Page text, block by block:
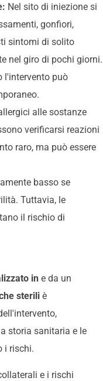
Nel sito di iniezione si
gonfiori,
sintomi di solito
nel giro di pochi giorni.
l'intervento può
alle sostanze
verificarsi reazioni
raro, ma può essere
basso se
Tuttavia, le
il rischio di
in e da un
sterili è
storia sanitaria e le
i rischi.
e i rischi